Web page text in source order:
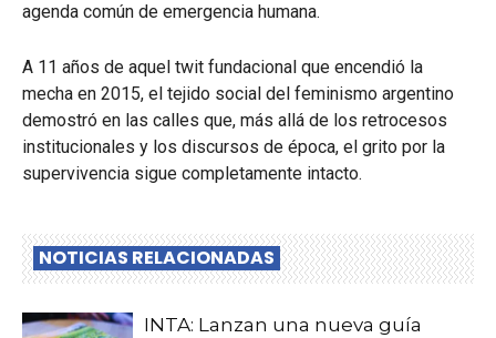
agenda común de emergencia humana.
A 11 años de aquel twit fundacional que encendió la
mecha en 2015, el tejido social del feminismo argentino
demostró en las calles que, más allá de los retrocesos
institucionales y los discursos de época, el grito por la
supervivencia sigue completamente intacto.
NOTICIAS RELACIONADAS
INTA: Lanzan una nueva guía